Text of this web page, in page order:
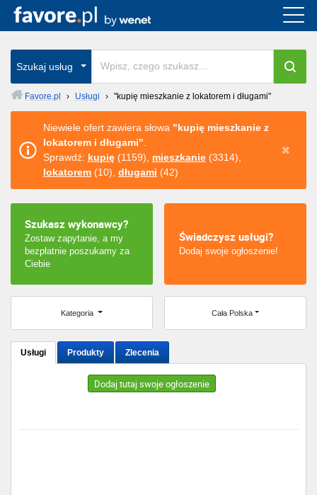
Szukaj usług
Favore.pl › Usługi › "kupię mieszkanie z lokatorem i długami"
Niewiele ofert zawiera słowa "kupię mieszkanie z
lokatorem i długami"
Sprawdź: kupię (1159), mieszkanie (3314),
lokatorem (10), długami (42)
Szukasz wykonawcy?
Zostaw zapytanie, a my
bezpłatnie poszukamy za
Ciebie
Świadczysz usługi?
Dodaj swoje ogłoszenie!
Kategoria Cała Polska
Usługi Produkty Zlecenia
Dodaj tutaj swoje ogłoszenie
Cała Polska
wszystkie w całym kraju
Warszawa
Wrocław
Łódź
Katowice
Gdańsk